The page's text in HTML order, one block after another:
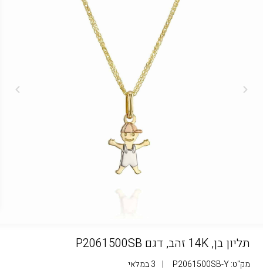
תליון בן, 14K זהב, דגם P2061500SB
מק"ט:P2061500SB-Y
| 3 במלאי